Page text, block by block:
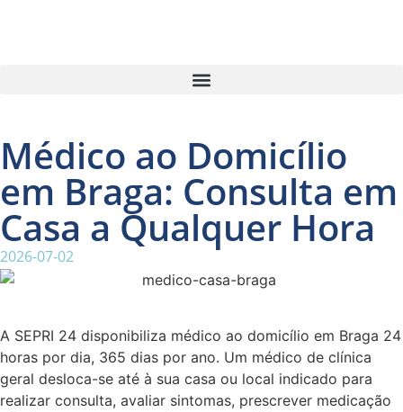
Médico ao Domicílio
em Braga: Consulta em
Casa a Qualquer Hora
2026-07-02
A SEPRI 24 disponibiliza médico ao domicílio em Braga 24
horas por dia, 365 dias por ano. Um médico de clínica
geral desloca-se até à sua casa ou local indicado para
realizar consulta, avaliar sintomas, prescrever medicação